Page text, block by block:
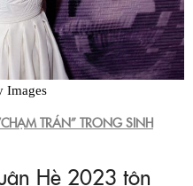
Images
TRÁN” TRONG SINH
Hè 2023 tôn